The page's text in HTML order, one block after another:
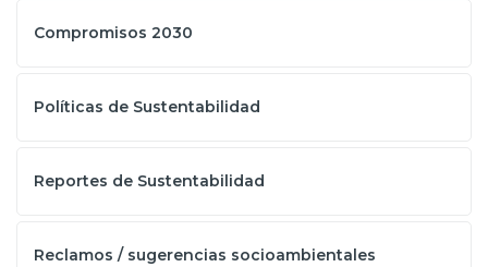
Compromisos 2030
Políticas de Sustentabilidad
Reportes de Sustentabilidad
Reclamos / sugerencias socioambientales